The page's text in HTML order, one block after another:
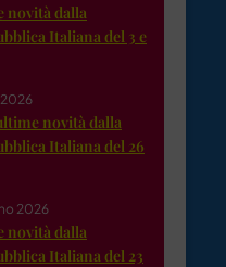
novità dalla
Italiana del 3 e
novità dalla
Italiana del 26
2026
novità dalla
Italiana del 23